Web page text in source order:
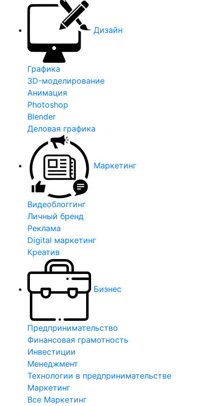
Дизайн
Графика
3D-моделирование
Анимация
Photoshop
Blender
Деловая графика
Маркетинг
Видеоблоггинг
Личный бренд
Реклама
Digital маркетинг
Креатив
Бизнес
Предпринимательство
Финансовая грамотность
Инвестиции
Менеджмент
Технологии в предпринимательстве
Маркетинг
Все Маркетинг